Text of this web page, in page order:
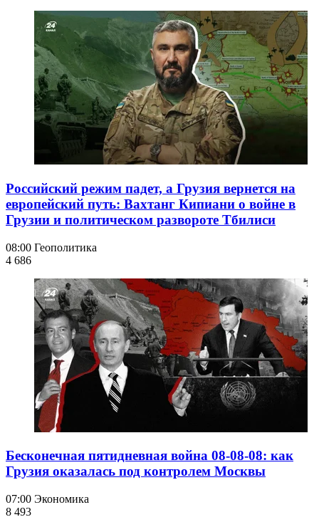
Российский режим падет, а Грузия вернется на
европейский путь: Вахтанг Кипиани о войне в
Грузии и политическом развороте Тбилиси
08:00 Геополитика
4 686
Бесконечная пятидневная война 08-08-08: как
Грузия оказалась под контролем Москвы
07:00 Экономика
8 493